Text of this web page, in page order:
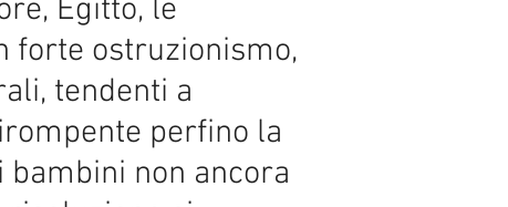
Egitto, le
forte ostruzionismo,
tendenti a
perfino la
non ancora